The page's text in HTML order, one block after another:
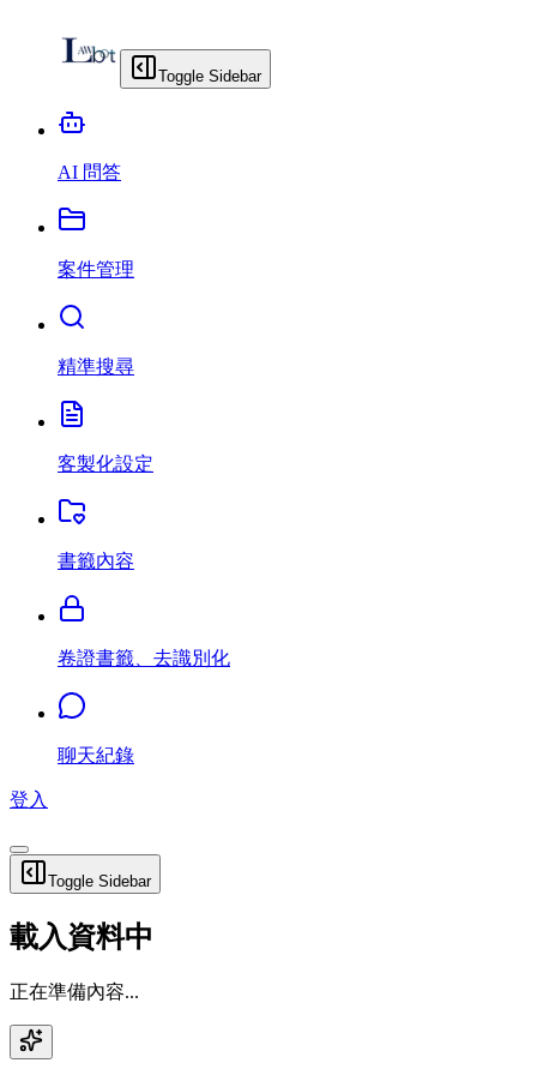
Toggle Sidebar
AI 問答
案件管理
精準搜尋
客製化設定
書籤內容
卷證書籤、去識別化
聊天紀錄
登入
Toggle Sidebar
載入資料中
正在準備內容...